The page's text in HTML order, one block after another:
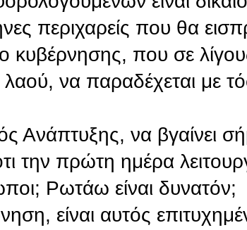
περιχαρείς που θα
που σε
να παραδέχεται με
Ανάπτυξης, να βγαίνει
την πρώτη ημέρα
Ρωτάω είναι δυνατόν;
είναι αυτός